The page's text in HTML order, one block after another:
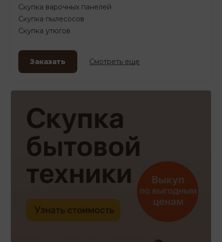
Скупка варочных панелей
Скупка пылесосов
Скупка утюгов
Заказать Смотреть еще